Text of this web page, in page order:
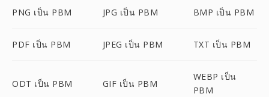
PNG เป็น PBM JPG เป็น PBM BMP เป็น PBM
PDF เป็น PBM JPEG เป็น PBM TXT เป็น PBM
ODT เป็น PBM GIF เป็น PBM
WEBP เป็น
PBM